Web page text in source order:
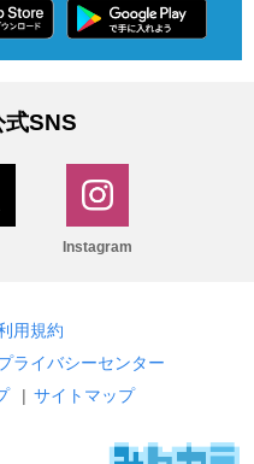
式SNS
Instagram
用規約
ライバシーセンター
| サイトマップ